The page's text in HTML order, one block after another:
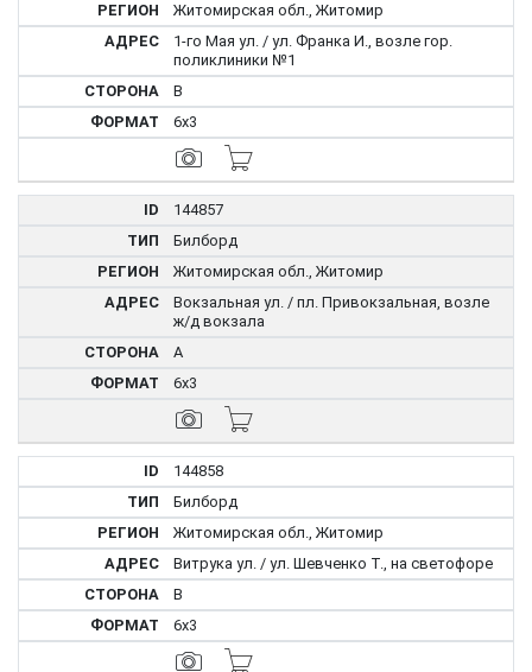
Житомирская обл., Житомир
1-го Мая ул. / ул. Франка И., возле гор.
поликлиники №1
B
6x3
144857
Билборд
Житомирская обл., Житомир
Вокзальная ул. / пл. Привокзальная, возле
ж/д вокзала
A
6x3
144858
Билборд
Житомирская обл., Житомир
Витрука ул. / ул. Шевченко Т., на светофоре
B
6x3